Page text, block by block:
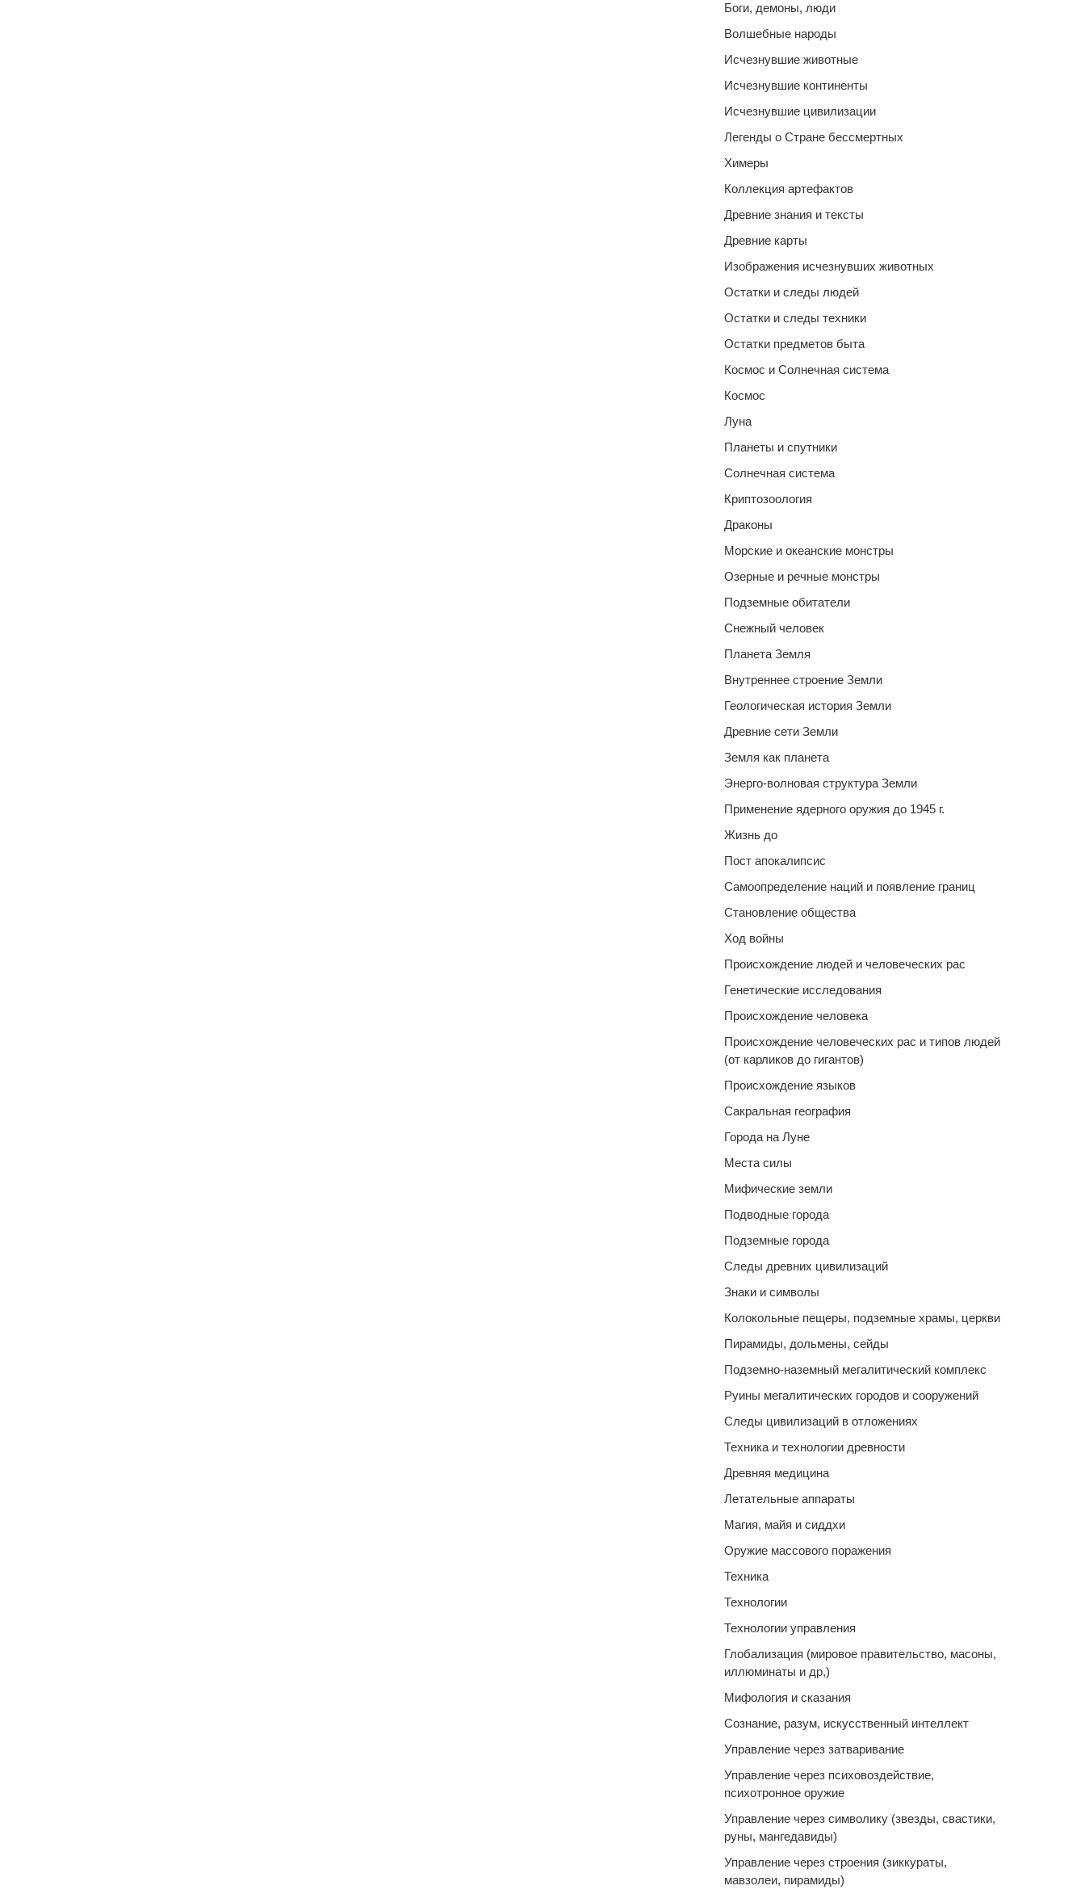
Боги, демоны, люди
Волшебные народы
Исчезнувшие животные
Исчезнувшие континенты
Исчезнувшие цивилизации
Легенды о Стране бессмертных
Химеры
Коллекция артефактов
Древние знания и тексты
Древние карты
Изображения исчезнувших животных
Остатки и следы людей
Остатки и следы техники
Остатки предметов быта
Космос и Солнечная система
Космос
Луна
Планеты и спутники
Солнечная система
Криптозоология
Драконы
Морские и океанские монстры
Озерные и речные монстры
Подземные обитатели
Снежный человек
Планета Земля
Внутреннее строение Земли
Геологическая история Земли
Древние сети Земли
Земля как планета
Энерго-волновая структура Земли
Применение ядерного оружия до 1945 г.
Жизнь до
Пост апокалипсис
Самоопределение наций и появление границ
Становление общества
Ход войны
Происхождение людей и человеческих рас
Генетические исследования
Происхождение человека
Происхождение человеческих рас и типов людей
(от карликов до гигантов)
Происхождение языков
Сакральная география
Города на Луне
Места силы
Мифические земли
Подводные города
Подземные города
Следы древних цивилизаций
Знаки и символы
Колокольные пещеры, подземные храмы, церкви
Пирамиды, дольмены, сейды
Подземно-наземный мегалитический комплекс
Руины мегалитических городов и сооружений
Следы цивилизаций в отложениях
Техника и технологии древности
Древняя медицина
Летательные аппараты
Магия, майя и сиддхи
Оружие массового поражения
Техника
Технологии
Технологии управления
Глобализация (мировое правительство, масоны,
иллюминаты и др,)
Мифология и сказания
Сознание, разум, искусственный интеллект
Управление через затваривание
Управление через психовоздействие,
психотронное оружие
Управление через символику (звезды, свастики,
руны, мангедавиды)
Управление через строения (зиккураты,
мавзолеи, пирамиды)